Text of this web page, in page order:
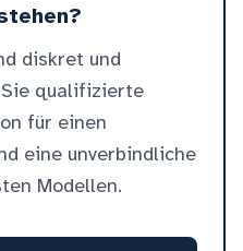
diskret und
qualifizierte
für einen
eine unverbindliche
Modellen.